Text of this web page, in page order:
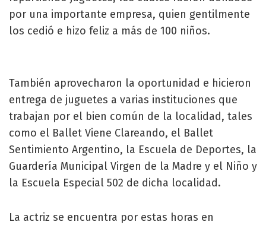
por una importante empresa, quien gentilmente
los cedió e hizo feliz a más de 100 niños.
También aprovecharon la oportunidad e hicieron
entrega de juguetes a varias instituciones que
trabajan por el bien común de la localidad, tales
como el Ballet Viene Clareando, el Ballet
Sentimiento Argentino, la Escuela de Deportes, la
Guardería Municipal Virgen de la Madre y el Niño y
la Escuela Especial 502 de dicha localidad.
La actriz se encuentra por estas horas en